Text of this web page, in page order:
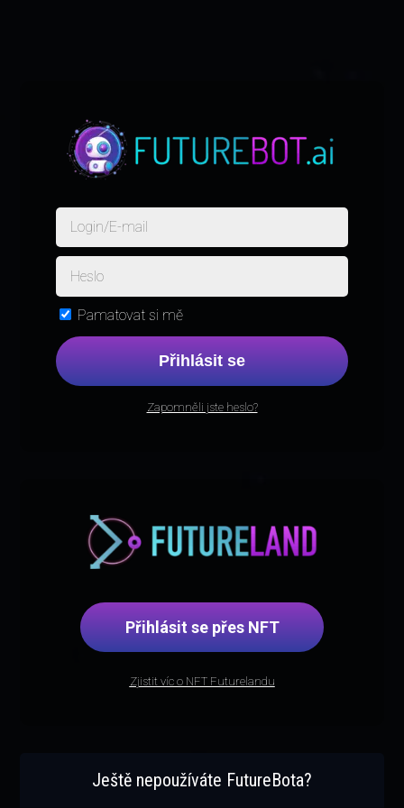
Pamatovat si mě
Přihlásit se
Zapomněli jste heslo?
Přihlásit se přes NFT
Zjistit víc o NFT Futurelandu
Ještě nepoužíváte FutureBota?